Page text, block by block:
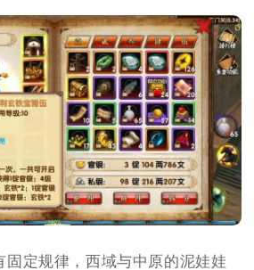
固定规律，西域与中原的泥娃娃